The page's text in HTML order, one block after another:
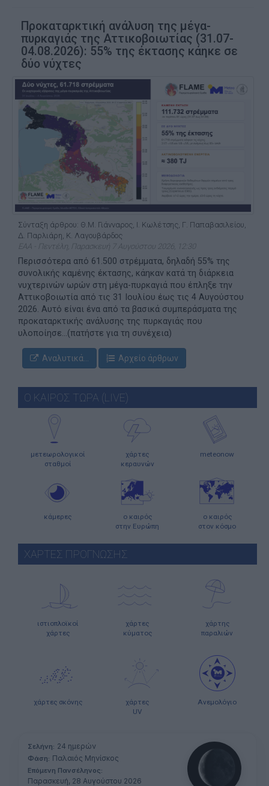
Προκαταρκτική ανάλυση της μέγα-
πυρκαγιάς της Αττικοβοιωτίας (31.07-
04.08.2026): 55% της έκτασης κάηκε σε
δύο νύχτες
Σύνταξη άρθρου: Θ.Μ. Γιάνναρος, Ι. Κωλέτσης, Γ. Παπαβασιλείου,
Δ. Παρλιάρη, Κ. Λαγουβάρδος
ΕΑΑ - Πεντέλη, Παρασκευή 7 Αυγούστου 2026, 12:30
Περισσότερα από 61.500 στρέμματα, δηλαδή 55% της
συνολικής καμένης έκτασης, κάηκαν κατά τη διάρκεια
νυχτερινών ωρών στη μέγα-πυρκαγιά που έπληξε την
Αττικοβοιωτία από τις 31 Ιουλίου έως τις 4 Αυγούστου
2026. Αυτό είναι ένα από τα βασικά συμπεράσματα της
προκαταρκτικής ανάλυσης της πυρκαγιάς που
υλοποίησε...(πατήστε για τη συνέχεια)
Αναλυτικά... Αρχείο άρθρων
Ο ΚΑΙΡΟΣ ΤΩΡΑ (LIVE)
μετεωρολογικοί
σταθμοί
χάρτες
κεραυνών
meteonow
κάμερες
ο καιρός
στην Ευρώπη
ο καιρός
στον κόσμο
ΧΑΡΤΕΣ ΠΡΟΓΝΩΣΗΣ
ιστιοπλοϊκοί
χάρτες
χάρτες
κύματος
χάρτης
παραλιών
χάρτες σκόνης
χάρτες
UV
Ανεμολόγιο
Σελήνη: 24 ημερών
Φάση: Παλαιός Μηνίσκος
Επόμενη Πανσέληνος:
Παρασκευή, 28 Αυγούστου 2026